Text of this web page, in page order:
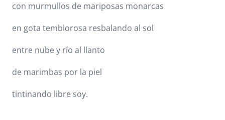
con murmullos de mariposas monarcas
en gota temblorosa resbalando al sol
entre nube y río al llanto
de marimbas por la piel
tintinando libre soy.